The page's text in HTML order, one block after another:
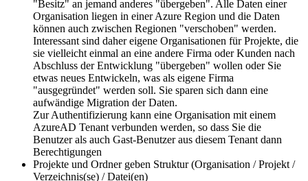
"Besitz" an jemand anderes "übergeben". Alle Daten einer
Organisation liegen in einer Azure Region und die Daten
können auch zwischen Regionen "verschoben" werden.
Interessant sind daher eigene Organisationen für Projekte, die
sie vielleicht einmal an eine andere Firma oder Kunden nach
Abschluss der Entwicklung "übergeben" wollen oder Sie
etwas neues Entwickeln, was als eigene Firma
"ausgegründet" werden soll. Sie sparen sich dann eine
aufwändige Migration der Daten.
Zur Authentifizierung kann eine Organisation mit einem
AzureAD Tenant verbunden werden, so dass Sie die
Benutzer als auch Gast-Benutzer aus diesem Tenant dann
Berechtigungen
Projekte und Ordner geben Struktur (Organisation / Projekt /
Verzeichnis(se) / Datei(en)